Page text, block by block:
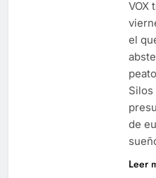
VOX
el
de
Leer